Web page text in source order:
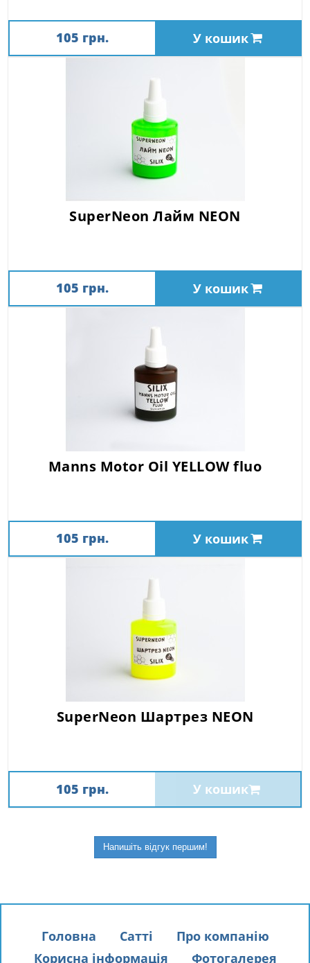
105 грн. У кошик
SuperNeon Лайм NEON
105 грн. У кошик
Manns Motor Oil YELLOW fluo
105 грн. У кошик
SuperNeon Шартрез NEON
105 грн. У кошик
Напишіть відгук першим!
Головна Сатті
Про компанію
Корисна інформація
Фотогалерея